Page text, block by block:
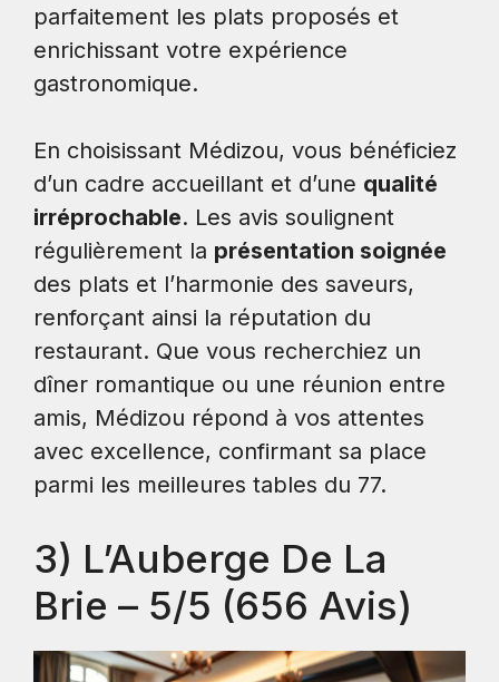
parfaitement les plats proposés et
enrichissant votre expérience
gastronomique.
En choisissant Médizou, vous bénéficiez
d’un cadre accueillant et d’une qualité
irréprochable. Les avis soulignent
régulièrement la présentation soignée
des plats et l’harmonie des saveurs,
renforçant ainsi la réputation du
restaurant. Que vous recherchiez un
dîner romantique ou une réunion entre
amis, Médizou répond à vos attentes
avec excellence, confirmant sa place
parmi les meilleures tables du 77.
3) L’Auberge De La
Brie – 5/5 (656 Avis)